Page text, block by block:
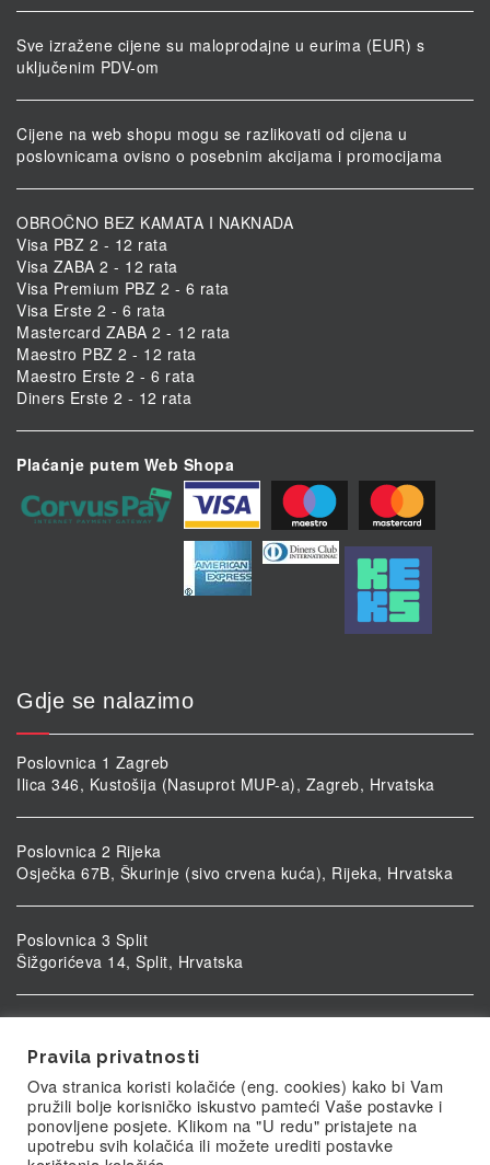
Sve izražene cijene su maloprodajne u eurima (EUR) s
uključenim PDV-om
Cijene na web shopu mogu se razlikovati od cijena u
poslovnicama ovisno o posebnim akcijama i promocijama
OBROČNO BEZ KAMATA I NAKNADA
Visa PBZ 2 - 12 rata
Visa ZABA 2 - 12 rata
Visa Premium PBZ 2 - 6 rata
Visa Erste 2 - 6 rata
Mastercard ZABA 2 - 12 rata
Maestro PBZ 2 - 12 rata
Maestro Erste 2 - 6 rata
Diners Erste 2 - 12 rata
Plaćanje putem Web Shopa
Gdje se nalazimo
Poslovnica 1 Zagreb
Ilica 346, Kustošija (Nasuprot MUP-a), Zagreb, Hrvatska
Poslovnica 2 Rijeka
Osječka 67B, Škurinje (sivo crvena kuća), Rijeka, Hrvatska
Poslovnica 3 Split
Šižgorićeva 14, Split, Hrvatska
Ulica kardinala Alojzija Stepinca 5, Vukovar, Hrvatska
Pravila privatnosti
Ova stranica koristi kolačiće (eng. cookies) kako bi Vam
pružili bolje korisničko iskustvo pamteći Vaše postavke i
ponovljene posjete. Klikom na "U redu" pristajete na
upotrebu svih kolačića ili možete urediti postavke